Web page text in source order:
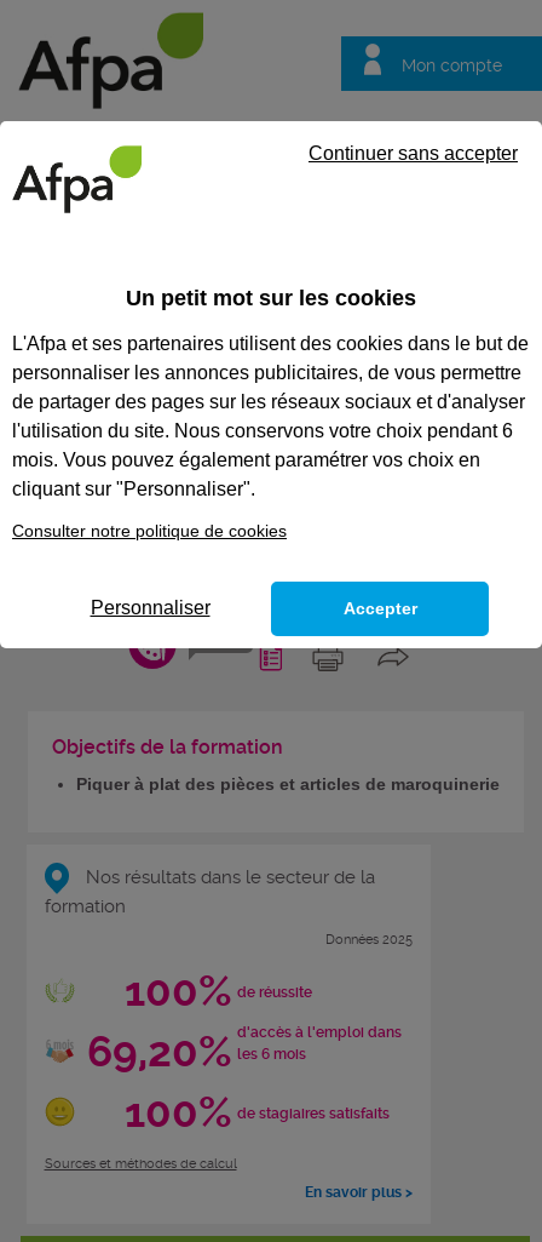
Mon compte
questions
Eligible au CPF * Formation certifiante
PIQUER À PLAT DES PIÈCES ET
ARTICLES DE MAROQUINERIE -
BLOC DE COMPÉTENCES DU
PIQUEUR PRÉPARATEUR EN
MAROQUINERIE
Objectifs de la formation
Piquer à plat des pièces et articles de maroquinerie
Nos résultats dans le secteur de la
formation
Données 2025
100% de réussite
69,20% d'accès à l'emploi dans
les 6 mois
100% de stagiaires satisfaits
Sources et méthodes de calcul
En savoir plus >
Un petit mot sur les cookies
L'Afpa et ses partenaires utilisent des cookies dans le but de
personnaliser les annonces publicitaires, de vous permettre
de partager des pages sur les réseaux sociaux et d'analyser
l'utilisation du site. Nous conservons votre choix pendant 6
mois. Vous pouvez également paramétrer vos choix en
cliquant sur "Personnaliser".
Consulter notre politique de cookies
Continuer sans accepter
Personnaliser Accepter